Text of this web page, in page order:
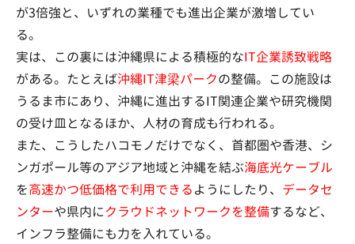
が3倍強と、いずれの業種でも進出企業が激増してい
る。
実は、この裏には沖縄県による積極的なIT企業誘致戦略
がある。たとえば沖縄IT津梁パークの整備。この施設は
うるま市にあり、沖縄に進出するIT関連企業や研究機関
の受け皿となるほか、人材の育成も行われる。
また、こうしたハコモノだけでなく、首都圏や香港、シ
ンガポール等のアジア地域と沖縄を結ぶ海底光ケーブル
を高速かつ低価格で利用できるようにしたり、 データセ
ンターや県内にクラウドネットワークを整備するなど、
インフラ整備にも力を入れている。